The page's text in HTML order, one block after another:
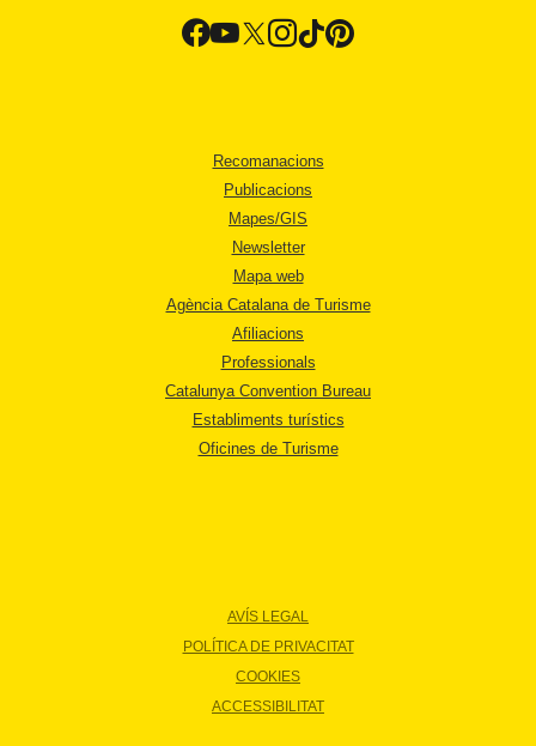
Recomanacions
Publicacions
Mapes/GIS
Newsletter
Mapa web
Agència Catalana de Turisme
Afiliacions
Professionals
Catalunya Convention Bureau
Establiments turístics
Oficines de Turisme
AVÍS LEGAL
POLÍTICA DE PRIVACITAT
COOKIES
ACCESSIBILITAT